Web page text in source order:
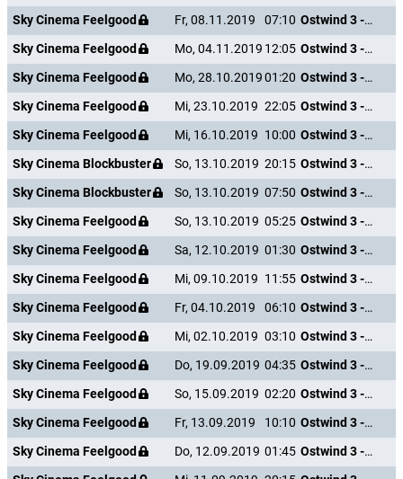
Sky Cinema Feelgood
Fr, 08.11.2019 07:10
Ostwind 3 - Aufbruch nach Ora
Sky Cinema Feelgood
Mo, 04.11.2019 12:05
Ostwind 3 - Aufbruch nach Ora
Sky Cinema Feelgood
Mo, 28.10.201901:20
Ostwind 3 - Aufbruch nach Ora
Sky Cinema Feelgood
Mi, 23.10.2019 22:05
Ostwind 3 - Aufbruch nach Ora
Sky Cinema Feelgood
Mi, 16.10.2019 10:00
Ostwind 3 - Aufbruch nach Ora
Sky Cinema Blockbuster
So, 13.10.2019 20:15
Ostwind 3 - Aufbruch nach Ora
Sky Cinema Blockbuster
So, 13.10.2019 07:50
Ostwind 3 - Aufbruch nach Ora
Sky Cinema Feelgood
So, 13.10.2019 05:25
Ostwind 3 - Aufbruch nach Ora
Sky Cinema Feelgood
Sa, 12.10.2019 01:30
Ostwind 3 - Aufbruch nach Ora
Sky Cinema Feelgood
Mi, 09.10.2019 11:55
Ostwind 3 - Aufbruch nach Ora
Sky Cinema Feelgood
Fr, 04.10.2019 06:10
Ostwind 3 - Aufbruch nach Ora
Sky Cinema Feelgood
Mi, 02.10.2019 03:10
Ostwind 3 - Aufbruch nach Ora
Sky Cinema Feelgood
Do, 19.09.2019 04:35
Ostwind 3 - Aufbruch nach Ora
Sky Cinema Feelgood
So, 15.09.2019 02:20
Ostwind 3 - Aufbruch nach Ora
Sky Cinema Feelgood
Fr, 13.09.2019 10:10
Ostwind 3 - Aufbruch nach Ora
Sky Cinema Feelgood
Do, 12.09.2019 01:45
Ostwind 3 - Aufbruch nach Ora